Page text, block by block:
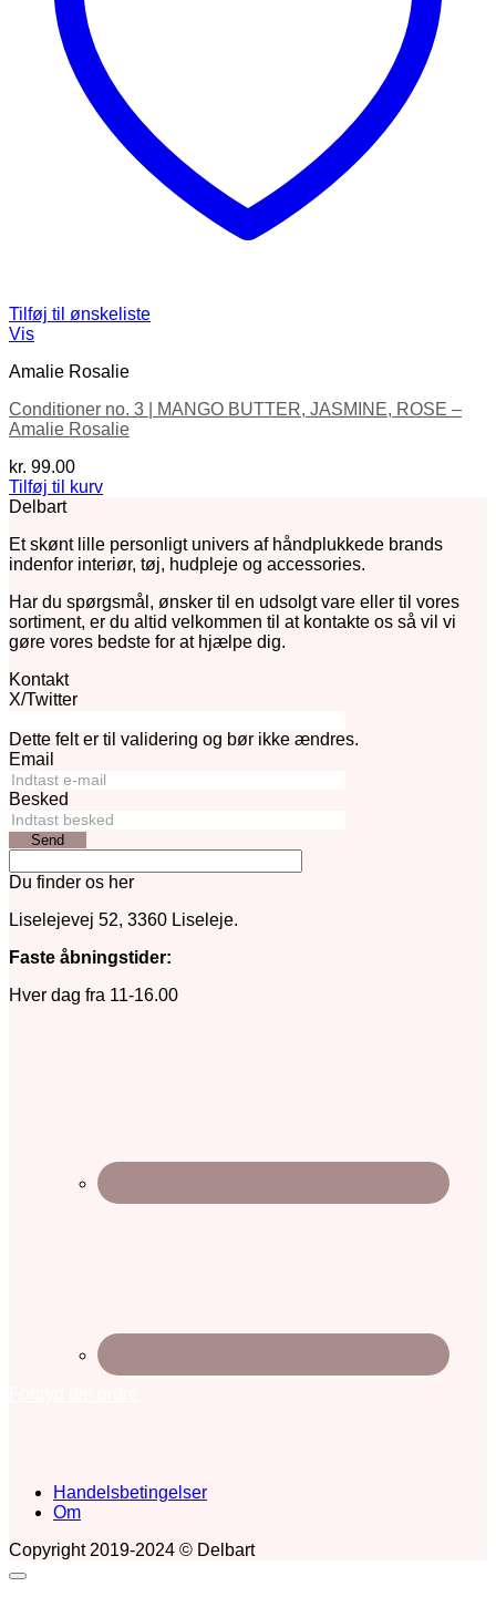
Tilføj til ønskeliste
Vis
Amalie Rosalie
Conditioner no. 3 | MANGO BUTTER, JASMINE, ROSE –
Amalie Rosalie
kr. 99.00
Tilføj til kurv
Delbart
Et skønt lille personligt univers af håndplukkede brands
indenfor interiør, tøj, hudpleje og accessories.
Har du spørgsmål, ønsker til en udsolgt vare eller til vores
sortiment, er du altid velkommen til at kontakte os så vil vi
gøre vores bedste for at hjælpe dig.
Kontakt
X/Twitter
Dette felt er til validering og bør ikke ændres.
Email
Besked
Send
Du finder os her
Liselejevej 52, 3360 Liseleje.
Faste åbningstider:
Hver dag fra 11-16.00
Handelsbetingelser
Om
Copyright 2019-2024 © Delbart